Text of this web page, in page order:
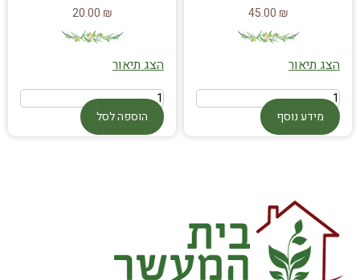
₪
הצג תיאור
מידע נוסף
₪
הצג תיאור
הוספה לסל